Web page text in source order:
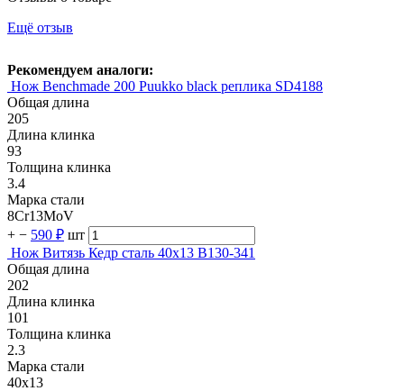
Ещё отзыв
Рекомендуем аналоги:
Нож Benchmade 200 Puukko black реплика SD4188
Общая длина
205
Длина клинка
93
Толщина клинка
3.4
Марка стали
8Cr13MoV
+ − 590 ₽ шт
Нож Витязь Кедр сталь 40х13 B130-341
Общая длина
202
Длина клинка
101
Толщина клинка
2.3
Марка стали
40х13